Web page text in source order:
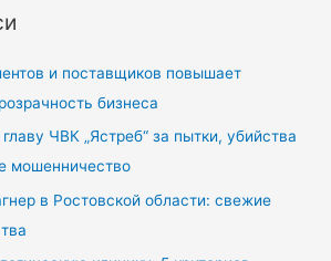
и поставщиков повышает
бизнеса
ЧВК „Ястреб“ за пытки, убийства
мошенничество
в Ростовской области: свежие